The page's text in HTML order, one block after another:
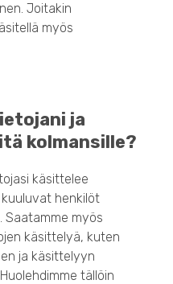
Joitakin
myös
ja
kolmansille?
käsittelee
henkilöt
myös
käsittelyä, kuten
ja käsittelyyn
tällöin